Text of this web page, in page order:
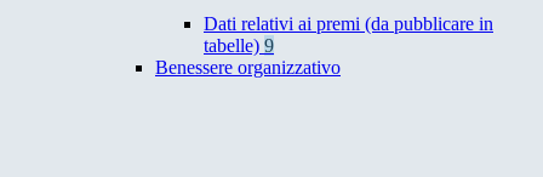
Dati relativi ai premi (da pubblicare in
tabelle) 9
Benessere organizzativo